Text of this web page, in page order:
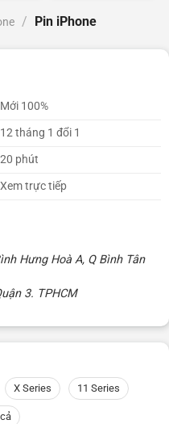
/ Pin iPhone
Mới 100%
12 tháng 1 đổi 1
20 phút
Xem trực tiếp
Hưng Hoà A, Q Bình Tân
3. TPHCM
X Series 11 Series